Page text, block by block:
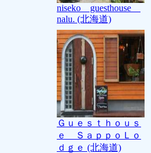
niseko guesthouse
nalu. (北海道)
Ｇｕｅｓｔｈｏｕｓ
ｅ ＳａｐｐｏＬｏ
ｄｇｅ (北海道)